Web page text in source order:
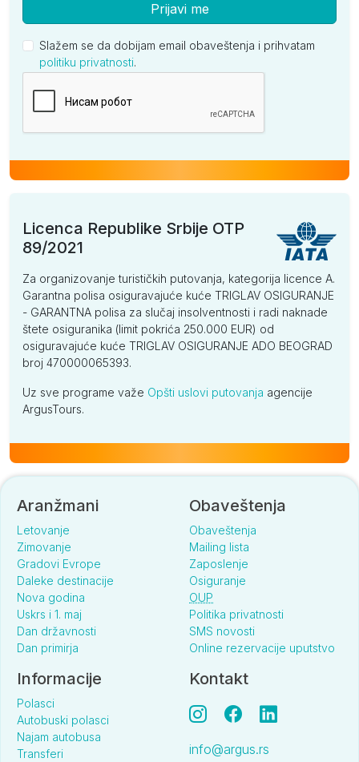
Prijavi me
Slažem se da dobijam email obaveštenja i prihvatam
politiku privatnosti.
Licenca Republike Srbije OTP
89/2021
Za organizovanje turističkih putovanja, kategorija licence A.
Garantna polisa osiguravajuće kuće TRIGLAV OSIGURANJE
- GARANTNA polisa za slučaj insolventnosti i radi naknade
štete osiguranika (limit pokrića 250.000 EUR) od
osiguravajuće kuće TRIGLAV OSIGURANJE ADO BEOGRAD
broj 470000065393.
Uz sve programe važe Opšti uslovi putovanja agencije
ArgusTours.
Aranžmani
Letovanje
Zimovanje
Gradovi Evrope
Daleke destinacije
Nova godina
Uskrs i 1. maj
Dan državnosti
Dan primirja
Obaveštenja
Obaveštenja
Mailing lista
Zaposlenje
Osiguranje
OUP
Politika privatnosti
SMS novosti
Online rezervacije uputstvo
Informacije
Polasci
Autobuski polasci
Najam autobusa
Transferi
Kontakt
info@argus.rs